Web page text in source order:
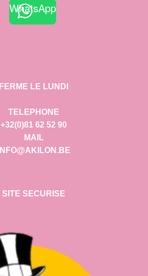
WhatsApp
FERME LE LUNDI
TELEPHONE
+32(0)81 62 52 90
MAIL
INFO@AKILON.BE
SITE SECURISE